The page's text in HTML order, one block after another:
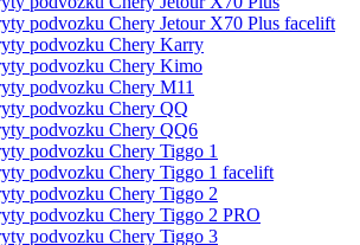
podvozku Chery Jetour X70 Plus facelift
podvozku Chery Karry
podvozku Chery Kimo
podvozku Chery M11
podvozku Chery QQ
podvozku Chery QQ6
podvozku Chery Tiggo 1
podvozku Chery Tiggo 1 facelift
podvozku Chery Tiggo 2
podvozku Chery Tiggo 2 PRO
podvozku Chery Tiggo 3